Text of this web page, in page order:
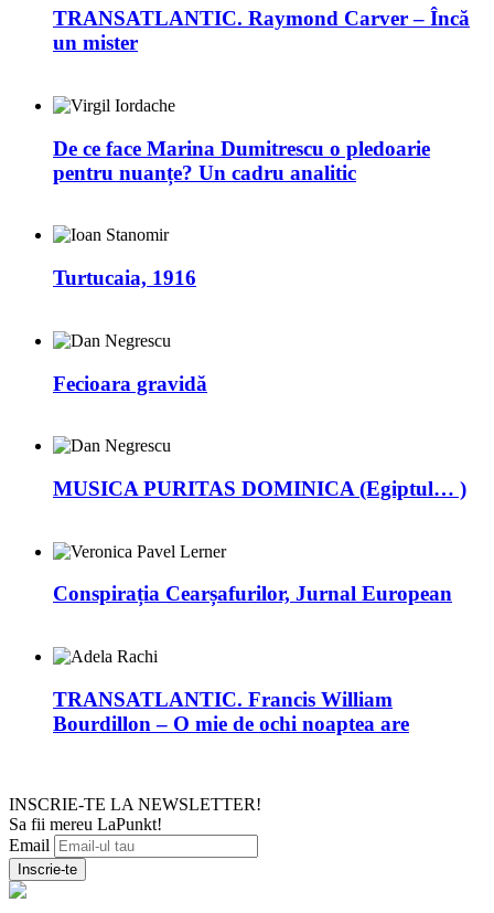
TRANSATLANTIC. Raymond Carver – Încă
un mister
De ce face Marina Dumitrescu o pledoarie
pentru nuanțe? Un cadru analitic
Turtucaia, 1916
Fecioara gravidă
MUSICA PURITAS DOMINICA (Egiptul… )
Conspirația Cearșafurilor, Jurnal European
TRANSATLANTIC. Francis William
Bourdillon – O mie de ochi noaptea are
INSCRIE-TE LA NEWSLETTER!
Sa fii mereu LaPunkt!
Email